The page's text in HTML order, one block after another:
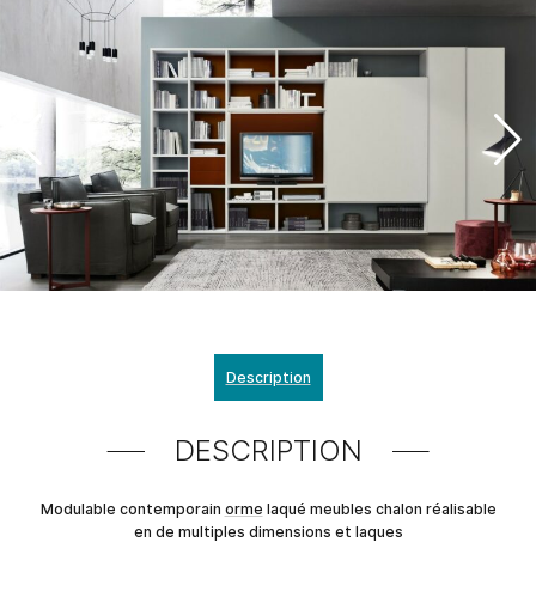
Description
DESCRIPTION
Modulable contemporain orme laqué meubles chalon réalisable
en de multiples dimensions et laques